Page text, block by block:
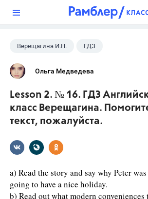
Верещагина И.Н. ГДЗ
Английский язык
Ольга Медведева
Lesson 2. № 16. ГДЗ
класс Верещагина.
текст, пожалуйста.
a) Read the story and say why Peter
going to have a nice holiday.
b) Read out what modern